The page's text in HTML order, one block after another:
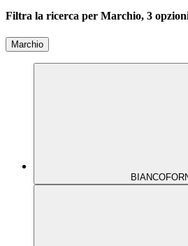
Filtra la ricerca per Marchio, 3
Marchio